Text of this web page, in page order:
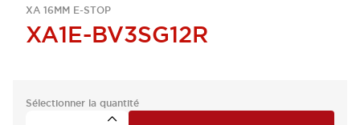
XA 16MM E-STOP
XA1E-BV3SG12R
Sélectionner la quantité